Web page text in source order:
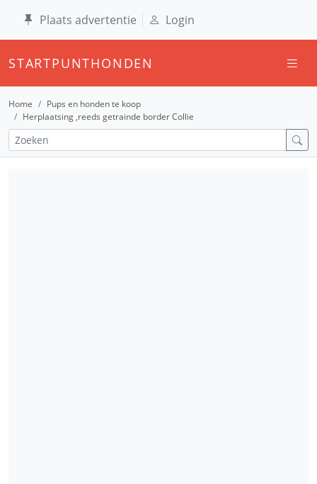
Plaats advertentie Login
STARTPUNTHONDEN
Home
Pups en honden te koop
Herplaatsing ,reeds getrainde border Collie